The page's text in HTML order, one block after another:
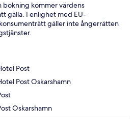
bokning kommer värdens
gälla. I enlighet med EU-
gäller inte ångerrätten
Post
Post Oskarshamn
Oskarshamn